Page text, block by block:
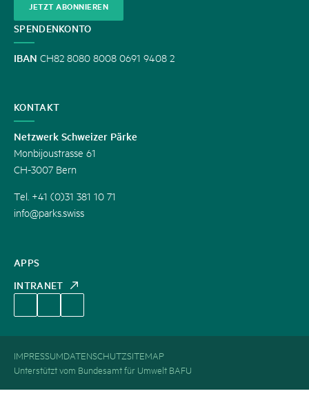
APPS
INTRANET
JETZT ABONNIEREN
SPENDENKONTO
IBAN CH82 8080 8008 0691 9408 2
KONTAKT
Netzwerk Schweizer Pärke
Monbijoustrasse 61
CH-3007 Bern
Tel. +41 (0)31 381 10 71
info@parks.swiss
IMPRESSUMDATENSCHUTZSITEMAP
Unterstützt vom Bundesamt für Umwelt BAFU